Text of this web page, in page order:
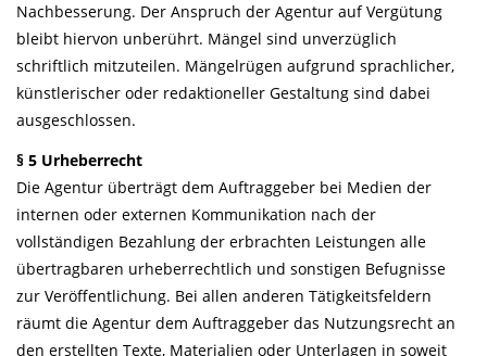
Nachbesserung. Der Anspruch der Agentur auf Vergütung
bleibt hiervon unberührt. Mängel sind unverzüglich
schriftlich mitzuteilen. Mängelrügen aufgrund sprachlicher,
künstlerischer oder redaktioneller Gestaltung sind dabei
ausgeschlossen.
§ 5 Urheberrecht
Die Agentur überträgt dem Auftraggeber bei Medien der
internen oder externen Kommunikation nach der
vollständigen Bezahlung der erbrachten Leistungen alle
übertragbaren urheberrechtlich und sonstigen Befugnisse
zur Veröffentlichung. Bei allen anderen Tätigkeitsfeldern
räumt die Agentur dem Auftraggeber das Nutzungsrecht an
den erstellten Texte, Materialien oder Unterlagen in soweit